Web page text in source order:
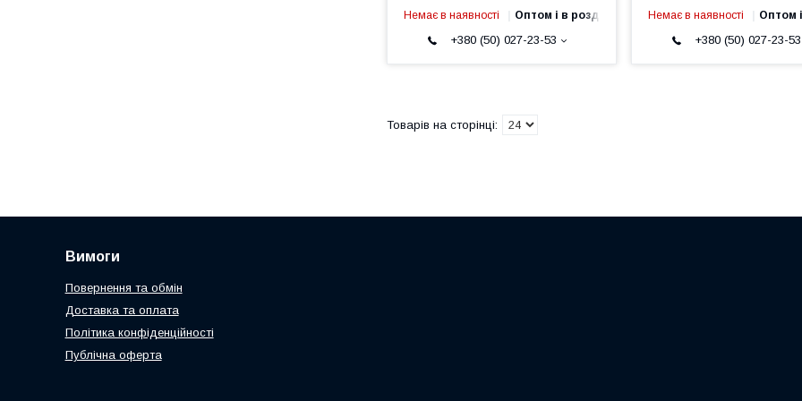
Немає в наявності Оптом і в роздріб
+380 (50) 027-23-53
Немає в наявності Оптом
+380 (50) 027-23-53
Вимоги
Повернення та обмін
Доставка та оплата
Політика конфіденційності
Публічна оферта